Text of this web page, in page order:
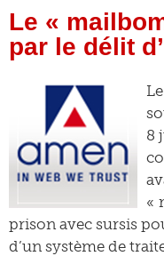
Le «
par le délit
8
«
prison avec sursis
d’un système de